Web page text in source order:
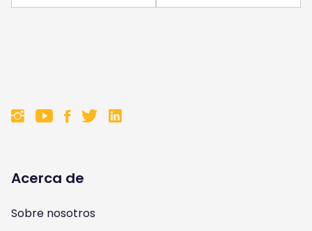
F
l
l
F
l
F
l
F
l
Acerca de
Sobre nosotros